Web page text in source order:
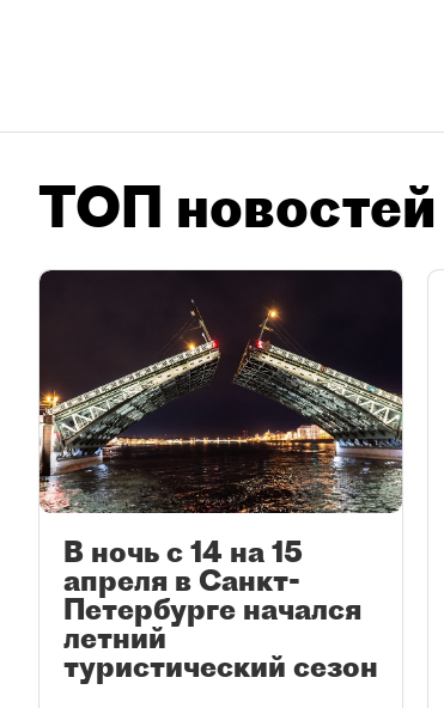
ТОП новостей
В ночь с 14 на 15
апреля в Санкт-
Петербурге начался
летний
туристический сезон